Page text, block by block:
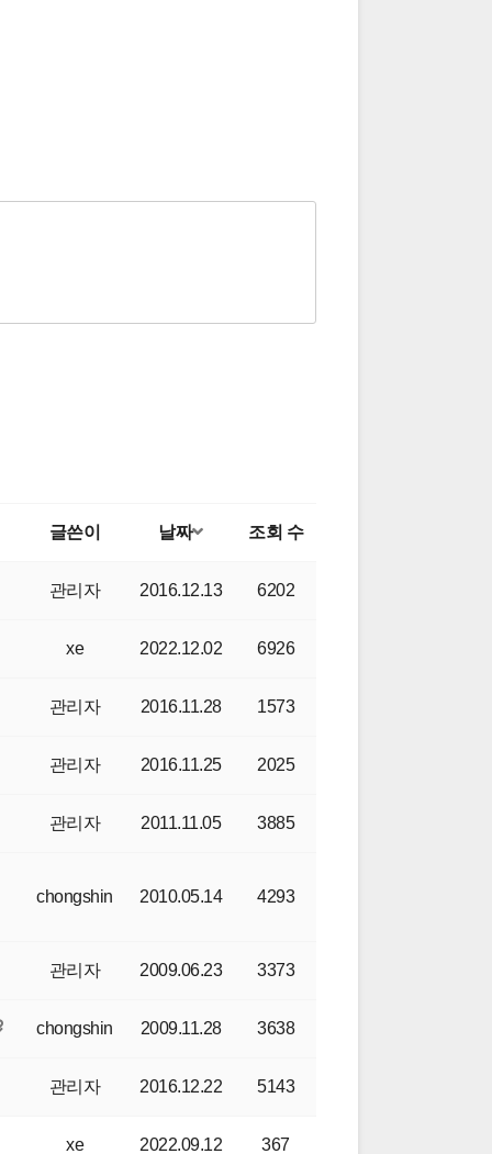
글쓴이 날짜 조회 수
관리자 2016.12.13 6202
xe 2022.12.02 6926
관리자 2016.11.28 1573
관리자 2016.11.25 2025
관리자 2011.11.05 3885
chongshin 2010.05.14 4293
관리자 2009.06.23 3373
chongshin 2009.11.28 3638
관리자 2016.12.22 5143
xe 2022.09.12 367